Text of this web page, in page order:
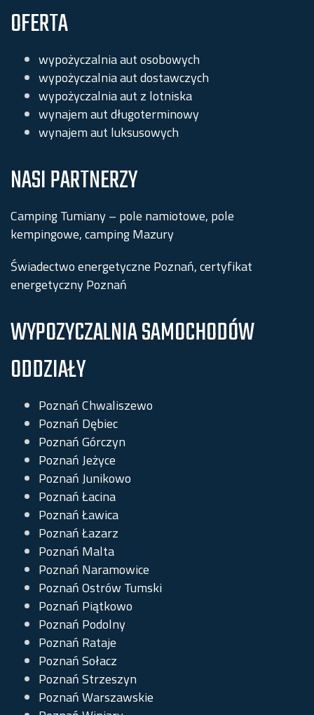
OFERTA
wypożyczalnia aut osobowych
wypożyczalnia aut dostawczych
wypożyczalnia aut z lotniska
wynajem aut długoterminowy
wynajem aut luksusowych
NASI PARTNERZY
Camping Tumiany – pole namiotowe, pole
kempingowe, camping Mazury
Świadectwo energetyczne Poznań, certyfikat
energetyczny Poznań
WYPOZYCZALNIA SAMOCHODÓW
ODDZIAŁY
Poznań Chwaliszewo
Poznań Dębiec
Poznań Górczyn
Poznań Jeżyce
Poznań Junikowo
Poznań Łacina
Poznań Ławica
Poznań Łazarz
Poznań Malta
Poznań Naramowice
Poznań Ostrów Tumski
Poznań Piątkowo
Poznań Podolny
Poznań Rataje
Poznań Sołacz
Poznań Strzeszyn
Poznań Warszawskie